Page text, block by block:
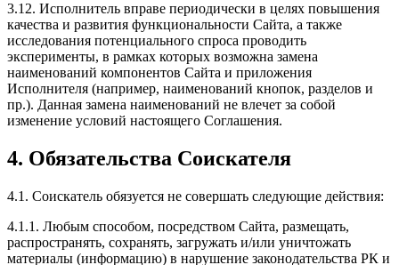
3.12. Исполнитель вправе периодически в целях повышения
качества и развития функциональности Сайта, а также
исследования потенциального спроса проводить
эксперименты, в рамках которых возможна замена
наименований компонентов Сайта и приложения
Исполнителя (например, наименований кнопок, разделов и
пр.). Данная замена наименований не влечет за собой
изменение условий настоящего Соглашения.
4. Обязательства Соискателя
4.1. Соискатель обязуется не совершать следующие действия:
4.1.1. Любым способом, посредством Сайта, размещать,
распространять, сохранять, загружать и/или уничтожать
материалы (информацию) в нарушение законодательства РК и